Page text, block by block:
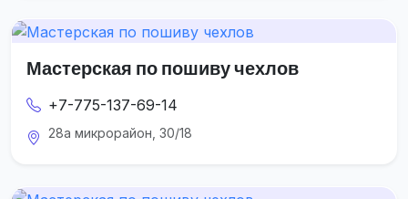
Мастерская по пошиву чехлов
+7-775-137-69-14
28а микрорайон, 30/18